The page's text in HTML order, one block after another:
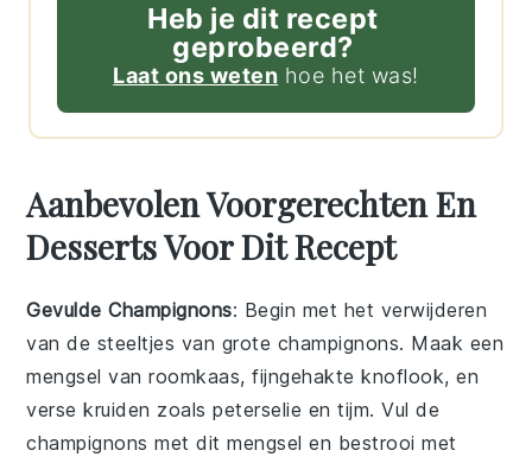
Heb je dit recept
geprobeerd?
Laat ons weten hoe het was!
Aanbevolen Voorgerechten En
Desserts Voor Dit Recept
Gevulde Champignons: Begin met het verwijderen
van de steeltjes van grote champignons. Maak een
mengsel vanroomkaas, fijngehakteknoflook, en
versekruiden zoalspeterselie entijm. Vul de
champignons met dit mengsel en bestrooi met